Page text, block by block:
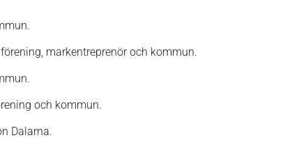
markentreprenör och kommun.
och kommun.
Dalarna.